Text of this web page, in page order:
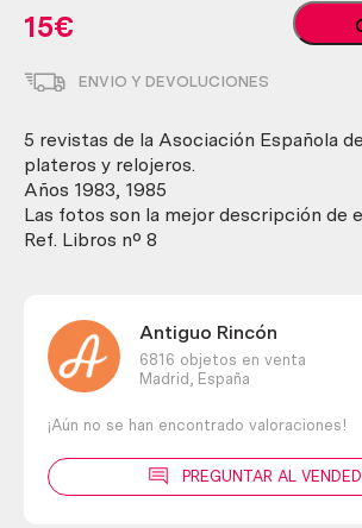
15€
Revistas
Años
ENVIO Y DEVOLUCIONES
5 revistas de la Asociación Española
plateros y relojeros.
Años 1983, 1985
Las fotos son la mejor descripción de
Ref. Libros nº 8
Antiguo Rincón
6816 objetos en venta
Madrid,
España
¡Aún no se han encontrado valoraciones!
PREGUNTAR AL